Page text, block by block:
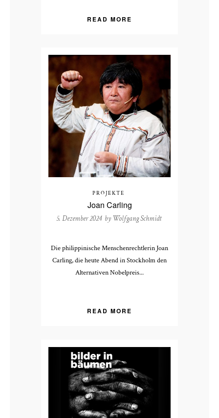
READ MORE
PROJEKTE
Joan Carling
5. Dezember 2024 by Wolfgang Schmidt
Die philippinische Menschenrechtlerin Joan
Carling, die heute Abend in Stockholm den
Alternativen Nobelpreis...
READ MORE